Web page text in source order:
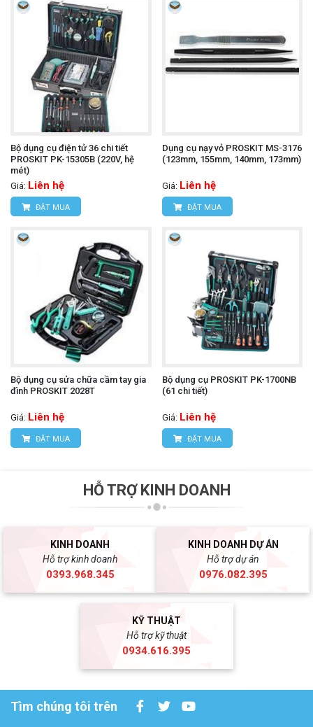
Bộ dụng cụ điện tử 36 chi tiết
PROSKIT PK-15305B (220V, hệ
mét)
Giá: Liên hệ
ĐẶT MUA
Dụng cụ nạy vỏ PROSKIT MS-3176
(123mm, 155mm, 140mm, 173mm)
Giá: Liên hệ
ĐẶT MUA
Bộ dụng cụ sửa chữa cầm tay gia
đình PROSKIT 2028T
Giá: Liên hệ
ĐẶT MUA
Bộ dụng cụ PROSKIT PK-1700NB
(61 chi tiết)
Giá: Liên hệ
ĐẶT MUA
HỖ TRỢ KINH DOANH
KINH DOANH
Hỗ trợ kinh doanh
0393.968.345
KINH DOANH DỰ ÁN
Hỗ trợ dự án
0976.082.395
KỸ THUẬT
Hỗ trợ kỹ thuật
0934.616.395
Tìm chúng tôi trên